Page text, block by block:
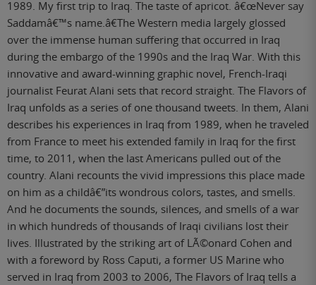
1989. My first trip to Iraq. The taste of apricot. â€œNever say
Saddamâ€™s name.â€The Western media largely glossed
over the immense human suffering that occurred in Iraq
during the embargo of the 1990s and the Iraq War. With this
innovative and award-winning graphic novel, French-Iraqi
journalist Feurat Alani sets that record straight. The Flavors of
Iraq unfolds as a series of one thousand tweets. In them, Alani
describes his experiences in Iraq from 1989, when he traveled
from France to meet his extended family in Iraq for the first
time, to 2011, when the last Americans pulled out of the
country. Alani recounts the vivid impressions this place made
on him as a childâ€”its wondrous colors, tastes, and smells.
And he documents the sounds, silences, and smells of a war
in which hundreds of thousands of Iraqi civilians lost their
lives. Illustrated by the striking art of LÃ©onard Cohen and
with a foreword by Ross Caputi, a former US Marine who
served in Iraq from 2003 to 2006, The Flavors of Iraq tells a